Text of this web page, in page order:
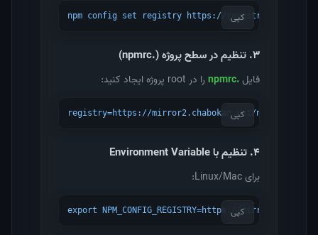
کپی npm config set registry https://
۳. تنظیم در سطح پروژه (.npmrc)
فایل.npmrc را در root پروژه ایجاد کنید:
کپی
registry=https://mirror2.chabokan.net/npm/
۴. تنظیم با Environment Variable
برای Linux/Mac:
کپی
export NPM_CONFIG_REGISTRY=https://